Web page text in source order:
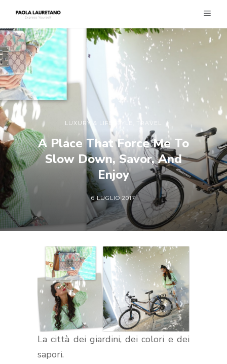
LUXURY & LIFESTYLE TRAVEL
A Place That Force Me To
Slow Down, Savor, And
Enjoy
6 LUGLIO 2017
La città dei giardini, dei colori e dei
sapori.